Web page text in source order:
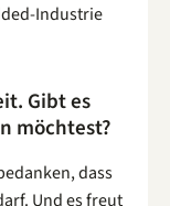
Industrie
Gibt es
möchtest?
dass
Und es freut